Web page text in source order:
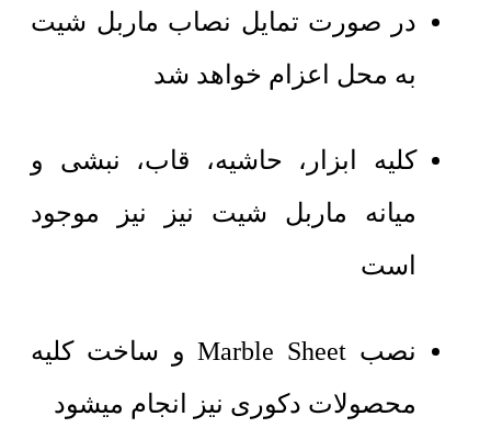
در صورت تمایل نصاب ماربل شیت
به محل اعزام خواهد شد
کلیه ابزار، حاشیه، قاب، نبشی و
میانه ماربل شیت نیز نیز موجود
است
نصب Marble Sheet و ساخت کلیه
محصولات دکوری نیز انجام میشود